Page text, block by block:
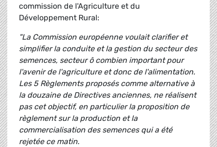
commission de l'Agriculture et du
Développement Rural:
"La Commission européenne voulait clarifier et
simplifier la conduite et la gestion du secteur des
semences, secteur ô combien important pour
l'avenir de l'agriculture et donc de l'alimentation.
Les 5 Règlements proposés comme alternative à
la douzaine de Directives anciennes, ne réalisent
pas cet objectif, en particulier la proposition de
règlement sur la production et la
commercialisation des semences qui a été
rejetée ce matin.